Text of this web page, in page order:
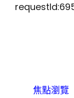
焦點瀏覽